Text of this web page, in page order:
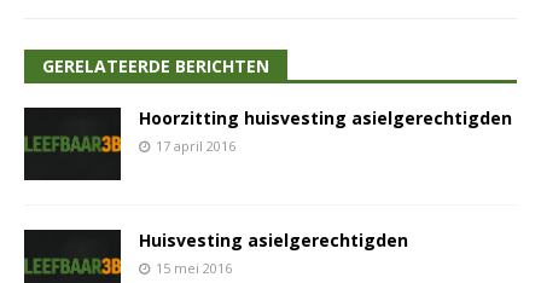
GERELATEERDE BERICHTEN
Hoorzitting huisvesting asielgerechtigden
17 april 2016
Huisvesting asielgerechtigden
15 mei 2016